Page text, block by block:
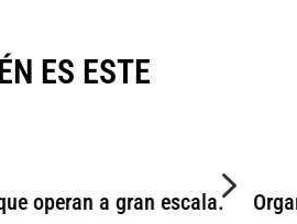
ES ESTE
operan a gran escala.
5